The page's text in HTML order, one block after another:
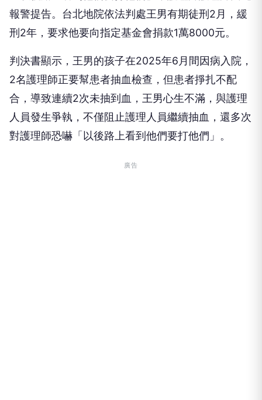
刑2年，要求他要向指定基金會捐款1萬8000元。
判決書顯示，王男的孩子在2025年6月間因病入院，
2名護理師正要幫患者抽血檢查，但患者掙扎不配
合，導致連續2次未抽到血，王男心生不滿，與護理
人員發生爭執，不僅阻止護理人員繼續抽血，還多次
對護理師恐嚇「以後路上看到他們要打他們」。